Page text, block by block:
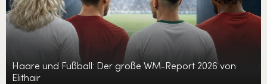
Haare und Fußball: Der große WM-Report 2026 von
Elithair